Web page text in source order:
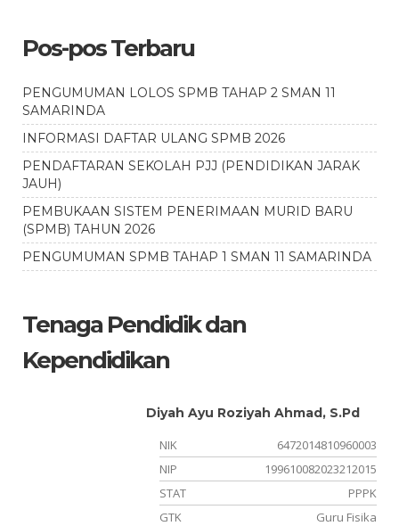
Pos-pos Terbaru
PENGUMUMAN LOLOS SPMB TAHAP 2 SMAN 11
SAMARINDA
INFORMASI DAFTAR ULANG SPMB 2026
PENDAFTARAN SEKOLAH PJJ (PENDIDIKAN JARAK
JAUH)
PEMBUKAAN SISTEM PENERIMAAN MURID BARU
(SPMB) TAHUN 2026
PENGUMUMAN SPMB TAHAP 1 SMAN 11 SAMARINDA
Tenaga Pendidik dan
Kependidikan
Diyah Ayu Roziyah Ahmad, S.Pd
NIK
6472014810960003
NIP
199610082023212015
STAT
PPPK
GTK
Guru Fisika